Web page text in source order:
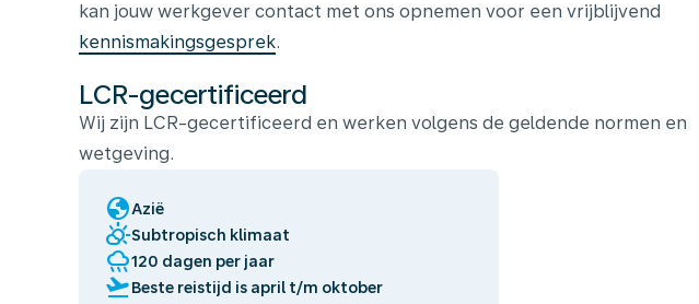
kan jouw werkgever contact met ons opnemen voor een vrijblijvend
kennismakingsgesprek.
LCR-gecertificeerd
Wij zijn LCR-gecertificeerd en werken volgens de geldende normen en
wetgeving.
globeAzië
partly_cloudy_daySubtropisch klimaat
rainy120 dagen per jaar
flight_takeoffBeste reistijd is april t/m oktober